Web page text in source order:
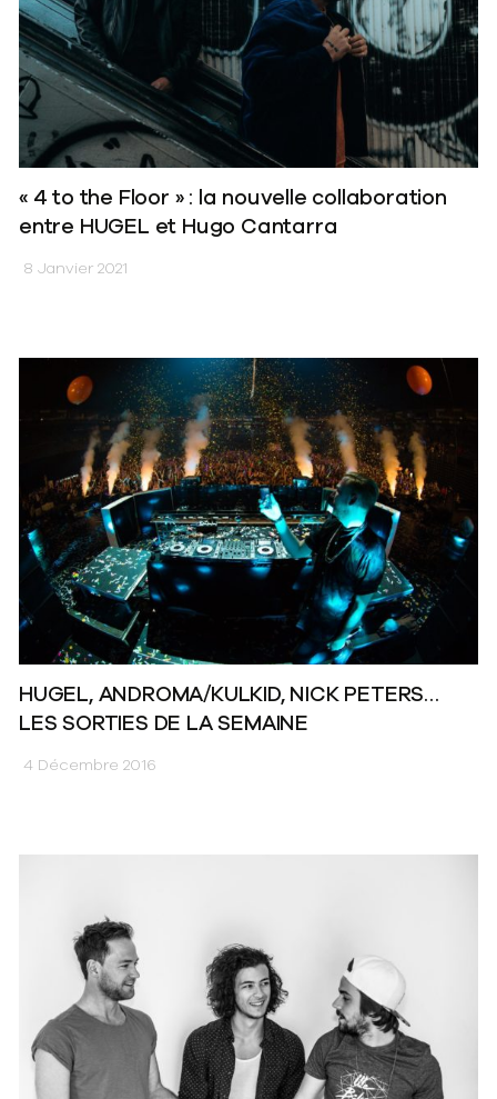
« 4 to the Floor » : la nouvelle collaboration
entre HUGEL et Hugo Cantarra
8 Janvier 2021
HUGEL, ANDROMA/KULKID, NICK PETERS…
LES SORTIES DE LA SEMAINE
4 Décembre 2016